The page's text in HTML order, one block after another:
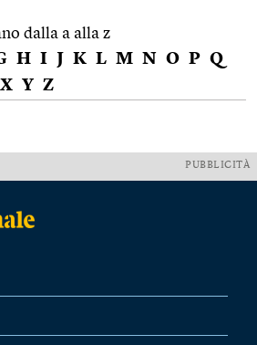
dalla a alla z
H I J K L M N O P Q
X Y Z
PUBBLICITÀ